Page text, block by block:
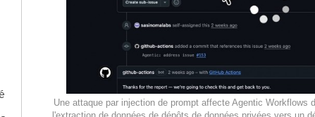
Une attaque par injection de prompt affecte Agentic Workflows